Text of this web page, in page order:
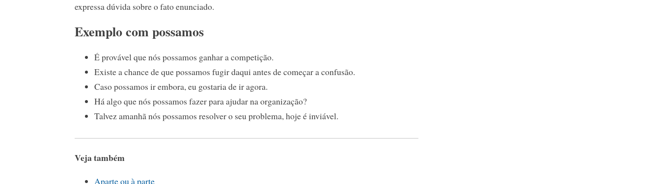
expressa dúvida sobre o fato enunciado.
Exemplo com possamos
É provável que nós possamos ganhar a competição.
Existe a chance de que possamos fugir daqui antes de começar a confusão.
Caso possamos ir embora, eu gostaria de ir agora.
Há algo que nós possamos fazer para ajudar na organização?
Talvez amanhã nós possamos resolver o seu problema, hoje é inviável.
Veja também
Aparte ou à parte